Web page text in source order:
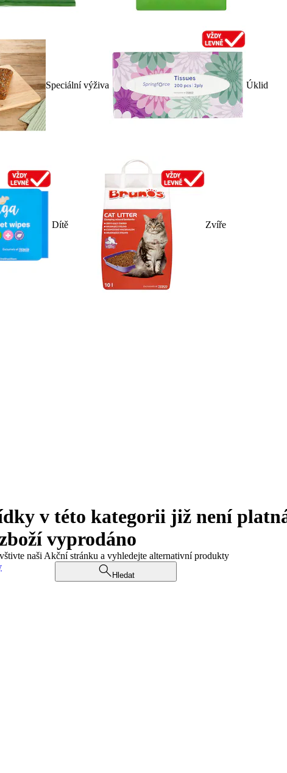
Speciální výživa Úklid
Dítě Zvíře
v této kategorii již není
vyprodáno
naši Akční stránku a vyhledejte alternativní produkty
Hledat